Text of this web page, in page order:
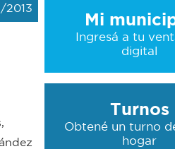
2013
Mi
Ingresá a tu
digital
Turnos
Obtené un turno
hogar